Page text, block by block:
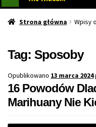
Strona Główna
NOWOŚCI
PROMOCJE
PROMOCJE 1+1
Strona główna Wpisy
Tag: Sposoby
Opublikowano 13 marca 2024
16 Powodów
Marihuany Nie